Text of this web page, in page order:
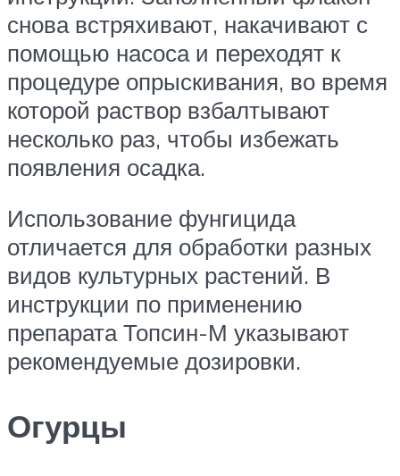
снова встряхивают, накачивают с
помощью насоса и переходят к
процедуре опрыскивания, во время
которой раствор взбалтывают
несколько раз, чтобы избежать
появления осадка.
Использование фунгицида
отличается для обработки разных
видов культурных растений. В
инструкции по применению
препарата Топсин-М указывают
рекомендуемые дозировки.
Огурцы